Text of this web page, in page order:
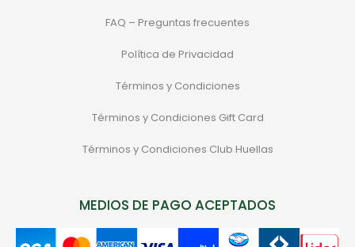
FAQ – Preguntas frecuentes
Política de Privacidad
Términos y Condiciones
Términos y Condiciones Gift Card
Términos y Condiciones Club Huellas
MEDIOS DE PAGO ACEPTADOS